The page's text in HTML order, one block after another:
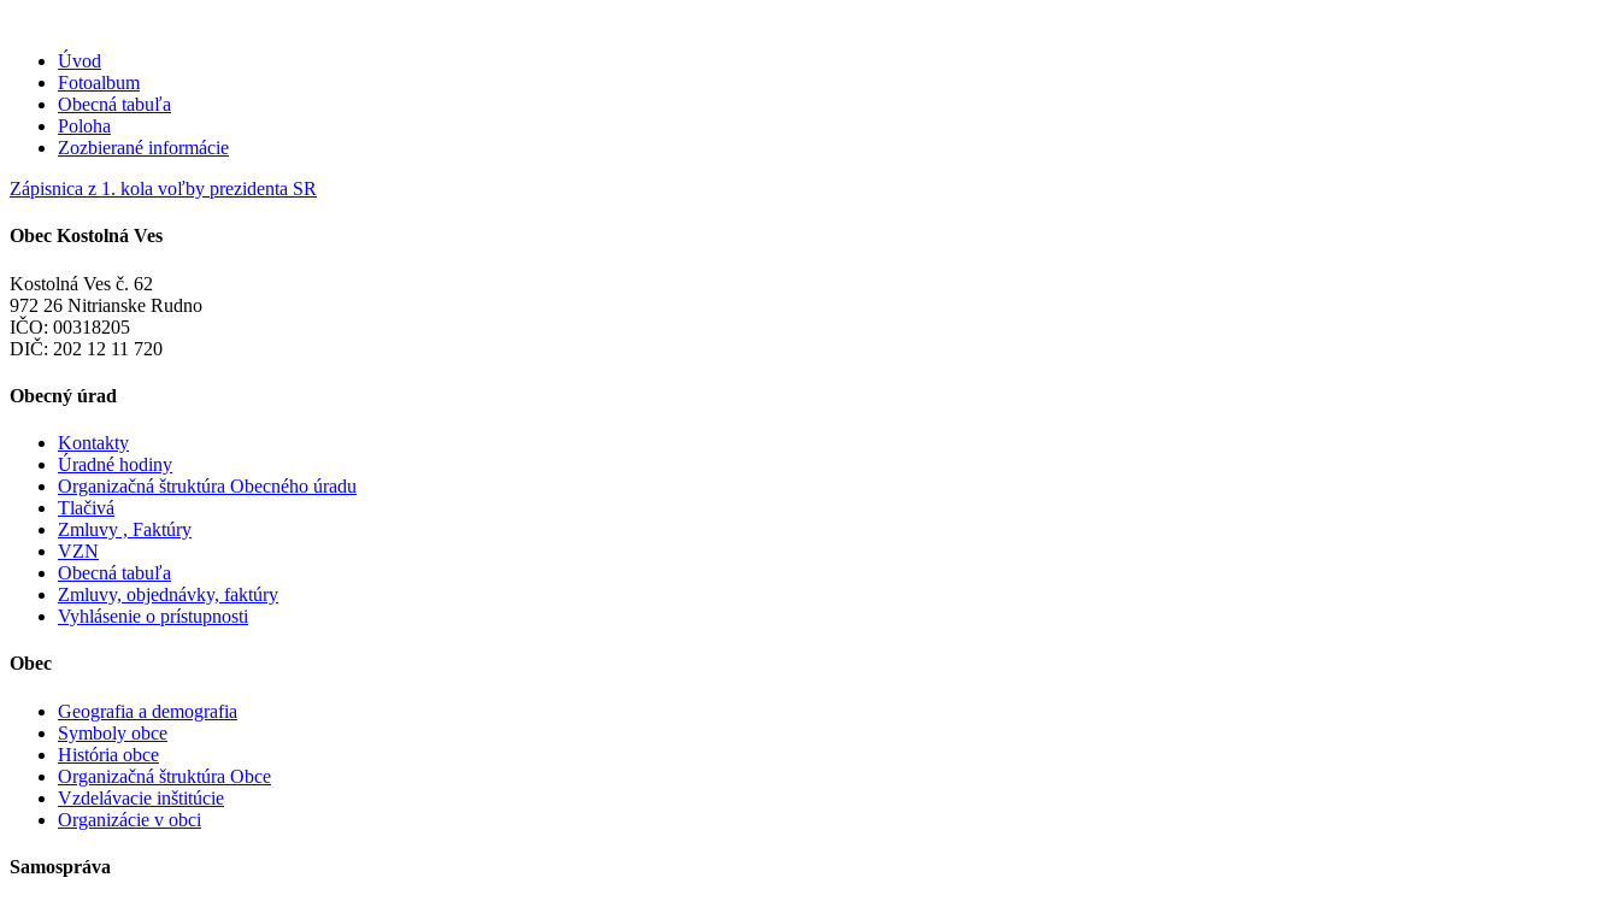
Úvod
Fotoalbum
Obecná tabuľa
Poloha
Zozbierané informácie
Zápisnica z 1. kola voľby prezidenta SR
Obec Kostolná Ves
Kostolná Ves č. 62
972 26 Nitrianske Rudno
IČO: 00318205
DIČ: 202 12 11 720
Obecný úrad
Kontakty
Úradné hodiny
Organizačná štruktúra Obecného úradu
Tlačivá
Zmluvy , Faktúry
VZN
Obecná tabuľa
Zmluvy, objednávky, faktúry
Vyhlásenie o prístupnosti
Obec
Geografia a demografia
Symboly obce
História obce
Organizačná štruktúra Obce
Vzdelávacie inštitúcie
Organizácie v obci
Samospráva